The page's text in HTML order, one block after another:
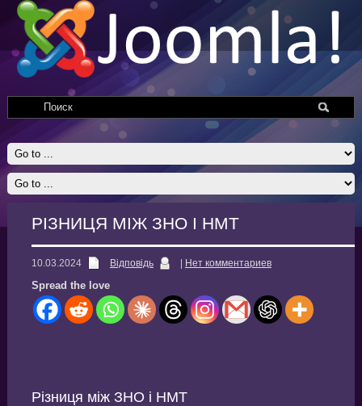
РІЗНИЦЯ МІЖ ЗНО І НМТ
10.03.2024 Відповідь Нет комментариев
Spread the love
Різниця між ЗНО і НМТ